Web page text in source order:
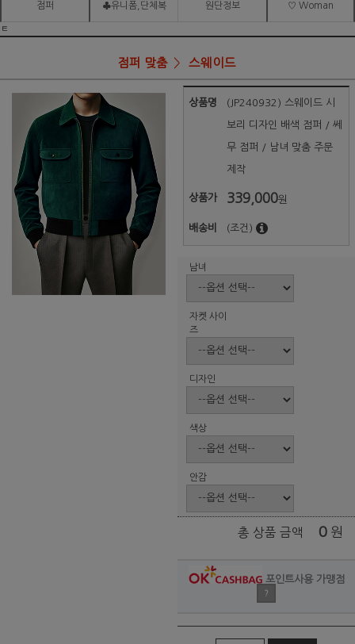
점퍼 ♣유니폼,단체복 원단정보 ♡ Woman
ㅌ
점퍼 맞춤 스웨이드
상품명 (JP240932) 스웨이드 시
보리 디자인 배색 점퍼 / 쎄
무 점퍼 / 남녀 맞춤 주문
제작
상품가 339,000원
배송비 (조건)
남녀
자켓 사이
즈
디자인
색상
안감
총 상품 금액 0 원
포인트사용 가맹점
?